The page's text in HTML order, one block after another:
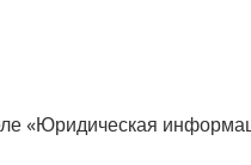
«Юридическая